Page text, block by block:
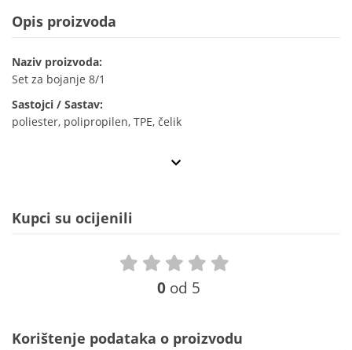
Opis proizvoda
Naziv proizvoda:
Set za bojanje 8/1
Sastojci / Sastav:
poliester, polipropilen, TPE, čelik
Kupci su ocijenili
0 od 5
Korištenje podataka o proizvodu